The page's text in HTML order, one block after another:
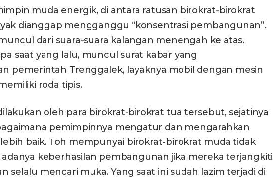
muda energik, di antara ratusan birokrat-birokrat
dianggap mengganggu “konsentrasi pembangunan”.
dari suara-suara kalangan menengah ke atas.
saat yang lalu, muncul surat kabar yang
pemerintah Trenggalek, layaknya mobil dengan mesin
roda tipis.
oleh para birokrat-birokrat tua tersebut, sejatinya
pemimpinnya mengatur dan mengarahkan
baik. Toh mempunyai birokrat-birokrat muda tidak
keberhasilan pembangunan jika mereka terjangkiti
selalu mencari muka. Yang saat ini sudah lazim terjadi di